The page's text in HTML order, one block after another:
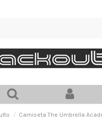
Camiseta The Umbrella